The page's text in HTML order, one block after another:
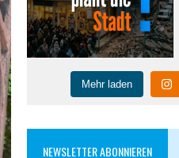
Mehr laden
NEWSLETTER ABONNIEREN